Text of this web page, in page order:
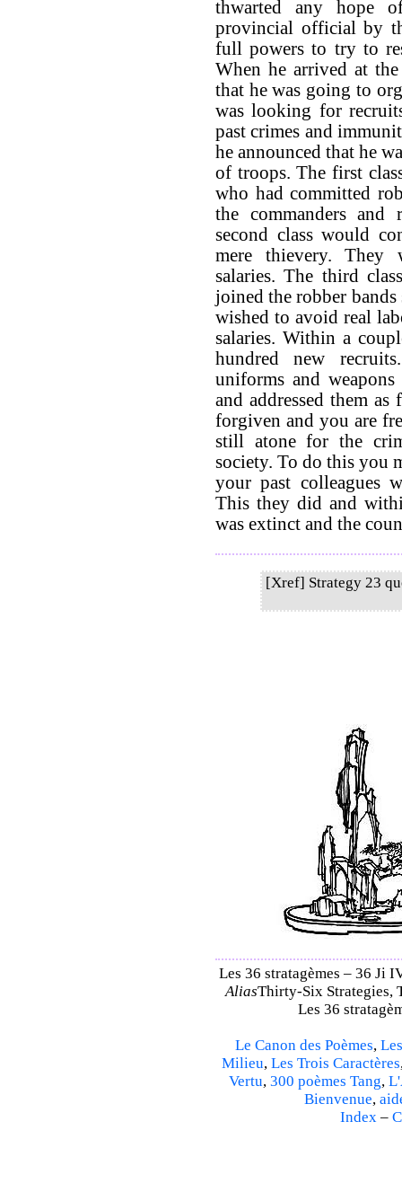
thwarted any hope
provincial official by
full powers to try to
When he arrived at
that he was going to
was looking for
past crimes and
he announced that he
of troops. The first
who had committed
the commanders and
second class would
mere thievery. They
salaries. The third
joined the robber
wished to avoid real
salaries. Within a
hundred new
uniforms and
and addressed them
forgiven and you are
still atone for the
society. To do this you
your past colleagues
This they did and
was extinct and the
[Xref] Strategy 23
Les 36 stratagèmes – 36 Ji
AliasThirty-Six Strategies,
Les 36
Le Canon des Poèmes,
Milieu, Les Trois Caractères
Vertu, 300 poèmes Tang,
Bienvenue,
Index–